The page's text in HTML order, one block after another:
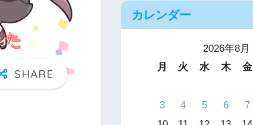
カレンダー
2026年8月
月
火 水 木 金
3
4 5 6 7